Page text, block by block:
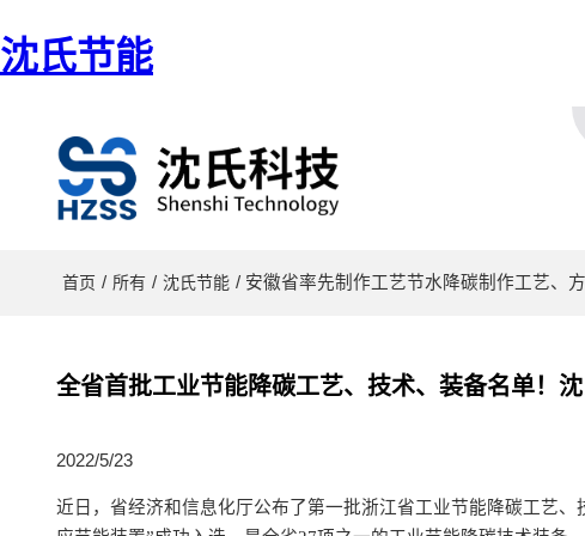
沈氏节能
首页 / 所有 / 沈氏节能 / 安徽省率先制作工艺节水降碳制作工艺、
全省首批工业节能降碳工艺、技术、装备名单！
2022/5/23
近日，省经济和信息化厅公布了第一批浙江省工业节能降碳工艺